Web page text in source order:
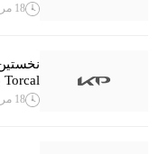
18 مرداد 1405
Torcal با شتابی بی‌سابقه
18 مرداد 1405